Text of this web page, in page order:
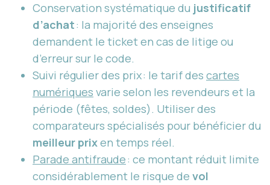
Conservation systématique du justificatif
d’achat: la majorité des enseignes
demandent le ticket en cas de litige ou
d’erreur sur le code.
Suivi régulier des prix : le tarif des cartes
numériques varie selon les revendeurs et la
période (fêtes, soldes). Utiliser des
comparateurs spécialisés pour bénéficier du
meilleur prixen temps réel.
Parade antifraude: ce montant réduit limite
considérablement le risque de vol